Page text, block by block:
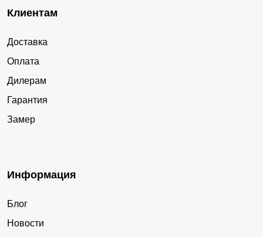
Клиентам
Доставка
Оплата
Дилерам
Гарантия
Замер
Информация
Блог
Новости